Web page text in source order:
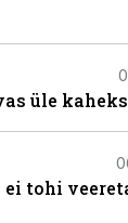
üle
tohi